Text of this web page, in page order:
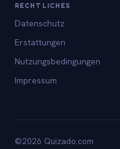
RECHTLICHES
Datenschutz
Erstattungen
Nutzungsbedingungen
Impressum
©2026 Quizado.com